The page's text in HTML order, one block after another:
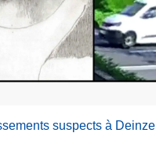
suspects à Deinze